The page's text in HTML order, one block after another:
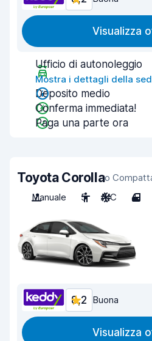
Visualizza
Ufficio di autonoleggio
Mostra i dettagli della
Deposito medio
Conferma immediata!
Paga una parte ora
Toyota Corollao
Manuale
5 A/C 4
8,2 Buona
Visualizza